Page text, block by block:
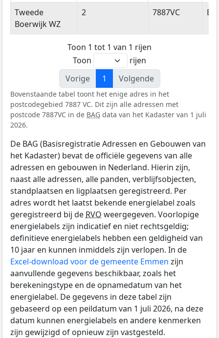
Straatnaam Huisnummer Postcode
Tweede
Boerwijk WZ
2 7887VC
Toon 1 tot 1 van 1 rijen
Toon
rijen
Vorige
1 Volgende
Bovenstaande tabel toont het enige adres in het
postcodegebied 7887 VC. Dit zijn alle adressen met
postcode 7887VC in de BAG data van het Kadaster van 1 juli
2026.
De BAG (Basisregistratie Adressen en Gebouwen van
het Kadaster) bevat de officiële gegevens van alle
adressen en gebouwen in Nederland. Hierin zijn,
naast alle adressen, alle panden, verblijfsobjecten,
standplaatsen en ligplaatsen geregistreerd. Per
adres wordt het laatst bekende energielabel zoals
geregistreerd bij de RVO weergegeven. Voorlopige
energielabels zijn indicatief en niet rechtsgeldig;
definitieve energielabels hebben een geldigheid van
10 jaar en kunnen inmiddels zijn verlopen. In de
Excel-download voor de gemeente Emmen zijn
aanvullende gegevens beschikbaar, zoals het
berekeningstype en de opnamedatum van het
energielabel. De gegevens in deze tabel zijn
gebaseerd op een peildatum van 1 juli 2026, na deze
datum kunnen energielabels en andere kenmerken
zijn gewijzigd of opnieuw zijn vastgesteld.